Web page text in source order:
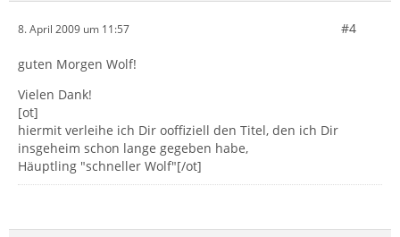
8. April 2009 um 11:57 #4
guten Morgen Wolf!
Vielen Dank!
[ot]
hiermit verleihe ich Dir ooffiziell den Titel, den ich Dir
insgeheim schon lange gegeben habe,
Häuptling "schneller Wolf"[/ot]